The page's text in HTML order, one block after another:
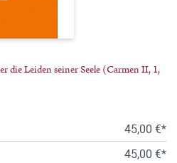
die Leiden seiner Seele (Carmen II, 1,
45,00 €*
45,00 €*